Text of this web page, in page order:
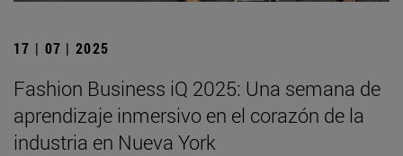
17 | 07 | 2025
Fashion Business iQ 2025: Una semana de
aprendizaje inmersivo en el corazón de la
industria en Nueva York